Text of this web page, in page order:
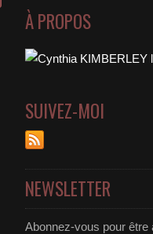
À PROPOS
SUIVEZ-MOI
NEWSLETTER
Abonnez-vous pour être